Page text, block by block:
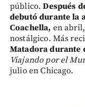
público. Después
debutó durante la
Coachella, en
nostálgico. Más
Matadoradurante
Viajando por el
julio en Chicago.